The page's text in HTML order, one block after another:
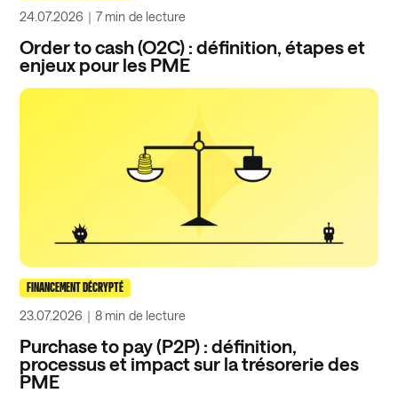
24.07.2026 ｜7 min de lecture
Order to cash (O2C) : définition, étapes et
enjeux pour les PME
FINANCEMENT DÉCRYPTÉ
23.07.2026 ｜8 min de lecture
Purchase to pay (P2P) : définition,
processus et impact sur la trésorerie des
PME